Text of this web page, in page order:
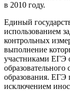
в 2010 году.
Единый
использованием
контрольных
выполнение
участниками ЕГЭ
образовательного
образования. ЕГЭ
исключением